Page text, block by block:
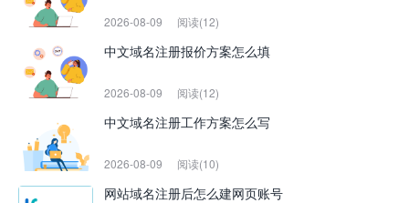
2026-08-09 阅读(12)
中文域名注册报价方案怎么填
2026-08-09 阅读(12)
中文域名注册工作方案怎么写
2026-08-09 阅读(10)
网站域名注册后怎么建网页账号